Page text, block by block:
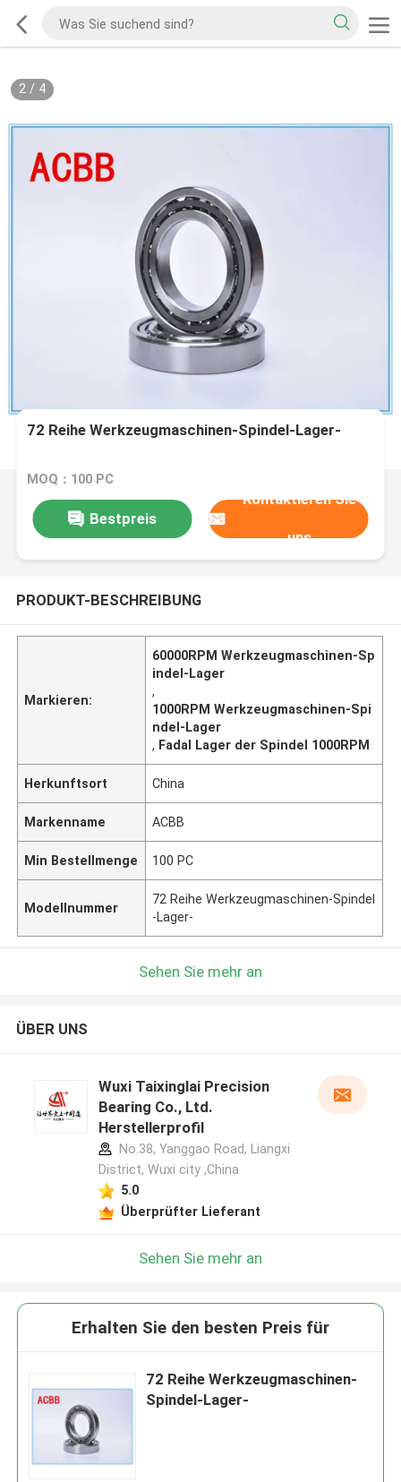
2/ 4
72 Reihe Werkzeugmaschinen-Spindel-Lager-
MOQ：100 PC
Bestpreis
Kontaktieren Sie
uns
PRODUKT-BESCHREIBUNG
Markieren:
60000RPM Werkzeugmaschinen-Sp
indel-Lager
,
1000RPM Werkzeugmaschinen-Spi
ndel-Lager
, Fadal Lager der Spindel 1000RPM
Herkunftsort China
Markenname ACBB
Min Bestellmenge 100 PC
Modellnummer
72 Reihe Werkzeugmaschinen-Spindel
-Lager-
Sehen Sie mehr an
ÜBER UNS
Wuxi Taixinglai Precision
Bearing Co., Ltd.
Herstellerprofil
No.38, Yanggao Road, Liangxi
District, Wuxi city ,China
5.0
Überprüfter Lieferant
Sehen Sie mehr an
Erhalten Sie den besten Preis für
72 Reihe Werkzeugmaschinen-
Spindel-Lager-